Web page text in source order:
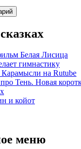
Белая Лисица
гимнастику
Карамысли на Rutube
Тень. Новая
и койот
меню